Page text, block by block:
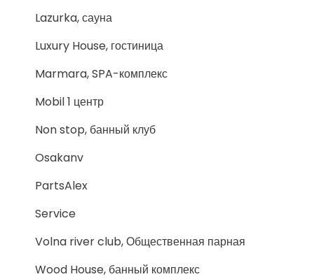
Lazurka, сауна
Luxury House, гостиница
Marmara, SPA-комплекс
Mobil 1 центр
Non stop, банный клуб
Osakanv
PartsAlex
Service
Volna river club, Общественная парная
Wood House, банный комплекс